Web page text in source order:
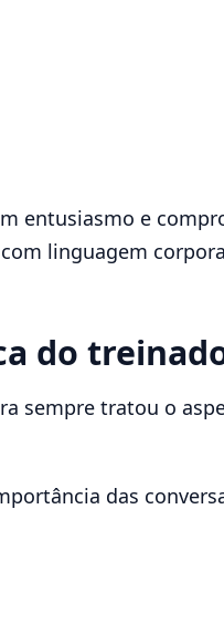
entusiasmo e
linguagem
do
sempre tratou o
das